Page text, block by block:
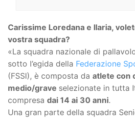
Carissime Loredana e Ilaria,
vostra squadra?
«La squadra nazionale di
sotto l’egida della Federazione
(FSSI), è composta da atlete con
medio/grave selezionate in tutta
compresa dai 14 ai 30 anni.
Una gran parte della squadra